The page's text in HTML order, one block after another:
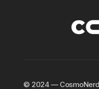
©️ 2024 —